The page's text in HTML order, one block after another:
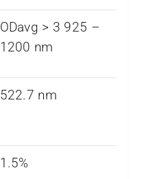
ODavg > 3 925 –
1200 nm
522.7 nm
1.5%